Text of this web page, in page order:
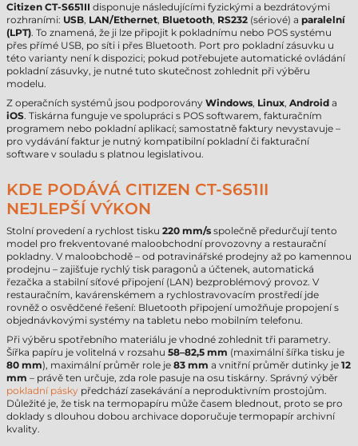
Citizen CT-S651II disponuje následujícími fyzickými a bezdrátovými
rozhraními: USB, LAN/Ethernet, Bluetooth, RS232 (sériové) a paralelní
(LPT). To znamená, že ji lze připojit k pokladnímu nebo POS systému
přes přímé USB, po síti i přes Bluetooth. Port pro pokladní zásuvku u
této varianty není k dispozici; pokud potřebujete automatické ovládání
pokladní zásuvky, je nutné tuto skutečnost zohlednit při výběru
modelu.
Z operačních systémů jsou podporovány Windows, Linux, Android a
iOS. Tiskárna funguje ve spolupráci s POS softwarem, fakturačním
programem nebo pokladní aplikací; samostatně faktury nevystavuje –
pro vydávání faktur je nutný kompatibilní pokladní či fakturační
software v souladu s platnou legislativou.
KDE PODÁVÁ CITIZEN CT-S651II
NEJLEPŠÍ VÝKON
Stolní provedení a rychlost tisku 220 mm/s společně předurčují tento
model pro frekventované maloobchodní provozovny a restaurační
pokladny. V maloobchodě – od potravinářské prodejny až po kamennou
prodejnu – zajišťuje rychlý tisk paragonů a účtenek, automatická
řezačka a stabilní síťové připojení (LAN) bezproblémový provoz. V
restauračním, kavárenskémem a rychlostravovacím prostředí jde
rovněž o osvědčené řešení: Bluetooth připojení umožňuje propojení s
objednávkovými systémy na tabletu nebo mobilním telefonu.
Při výběru spotřebního materiálu je vhodné zohlednit tři parametry.
Šířka papíru je volitelná v rozsahu 58–82,5 mm (maximální šířka tisku je
80 mm), maximální průměr role je 83 mm a vnitřní průměr dutinky je 12
mm – právě ten určuje, zda role pasuje na osu tiskárny. Správný výběr
pokladní pásky předchází zasekávání a neproduktivním prostojům.
Důležité je, že tisk na termopapíru může časem blednout, proto se pro
doklady s dlouhou dobou archivace doporučuje termopapír archivní
kvality.